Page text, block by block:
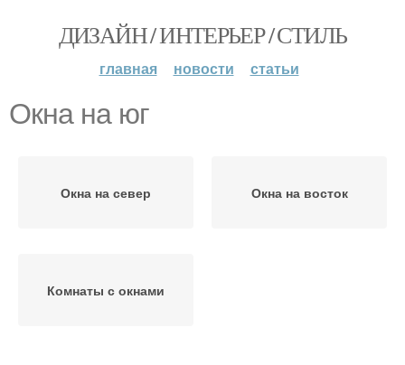
ДИЗАЙН / ИНТЕРЬЕР / СТИЛЬ
главная новости статьи
Окна на юг
Окна на север Окна на восток
Комнаты с окнами